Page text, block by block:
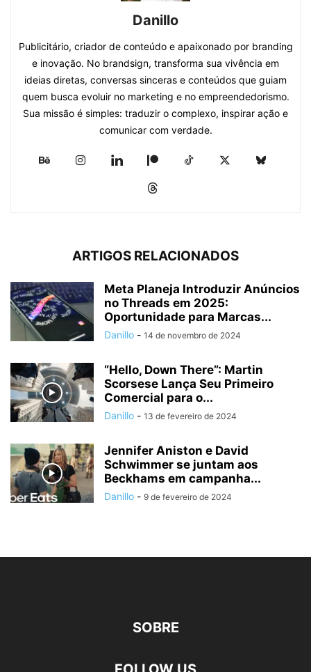
Danillo
Publicitário, criador de conteúdo e apaixonado por branding
e inovação. No brandsign, transforma sua vivência em
ideias diretas, conversas sinceras e conteúdos que guiam
quem busca evoluir no marketing e no empreendedorismo.
Sua missão é simples: traduzir o complexo, inspirar ação e
comunicar com verdade.
ARTIGOS RELACIONADOS
Meta Planeja Introduzir Anúncios
no Threads em 2025:
Oportunidade para Marcas...
Danillo - 14 de novembro de 2024
“Hello, Down There”: Martin
Scorsese Lança Seu Primeiro
Comercial para o...
Danillo - 13 de fevereiro de 2024
Jennifer Aniston e David
Schwimmer se juntam aos
Beckhams em campanha...
Danillo - 9 de fevereiro de 2024
SOBRE